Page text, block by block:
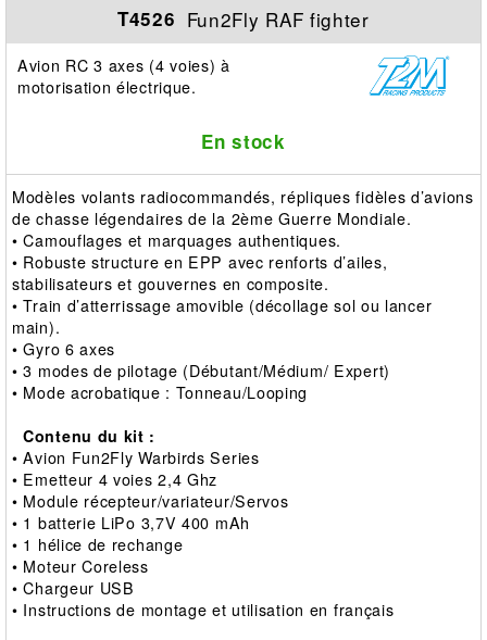
T4526 Fun2Fly RAF fighter
Avion RC 3 axes (4 voies) à
motorisation électrique.
En stock
Modèles volants radiocommandés, répliques fidèles d’avions
de chasse légendaires de la 2ème Guerre Mondiale.
• Camouflages et marquages authentiques.
• Robuste structure en EPP avec renforts d’ailes,
stabilisateurs et gouvernes en composite.
• Train d’atterrissage amovible (décollage sol ou lancer
main).
• Gyro 6 axes
• 3 modes de pilotage (Débutant/Médium/ Expert)
• Mode acrobatique : Tonneau/Looping
Contenu du kit :
• Avion Fun2Fly Warbirds Series
• Emetteur 4 voies 2,4 Ghz
• Module récepteur/variateur/Servos
• 1 batterie LiPo 3,7V 400 mAh
• 1 hélice de rechange
• Moteur Coreless
• Chargeur USB
• Instructions de montage et utilisation en français